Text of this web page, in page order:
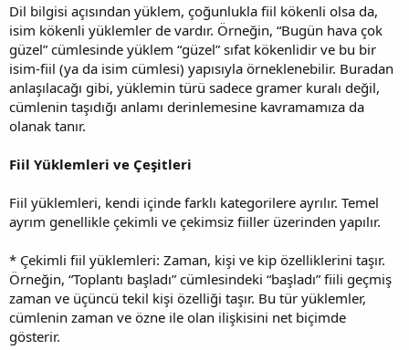
Dil bilgisi açısından yüklem, çoğunlukla fiil kökenli olsa da,
isim kökenli yüklemler de vardır. Örneğin, “Bugün hava çok
güzel” cümlesinde yüklem “güzel” sıfat kökenlidir ve bu bir
isim-fiil (ya da isim cümlesi) yapısıyla örneklenebilir. Buradan
anlaşılacağı gibi, yüklemin türü sadece gramer kuralı değil,
cümlenin taşıdığı anlamı derinlemesine kavramamıza da
olanak tanır.
Fiil Yüklemleri ve Çeşitleri
Fiil yüklemleri, kendi içinde farklı kategorilere ayrılır. Temel
ayrım genellikle çekimli ve çekimsiz fiiller üzerinden yapılır.
* Çekimli fiil yüklemleri: Zaman, kişi ve kip özelliklerini taşır.
Örneğin, “Toplantı başladı” cümlesindeki “başladı” fiili geçmiş
zaman ve üçüncü tekil kişi özelliği taşır. Bu tür yüklemler,
cümlenin zaman ve özne ile olan ilişkisini net biçimde
gösterir.